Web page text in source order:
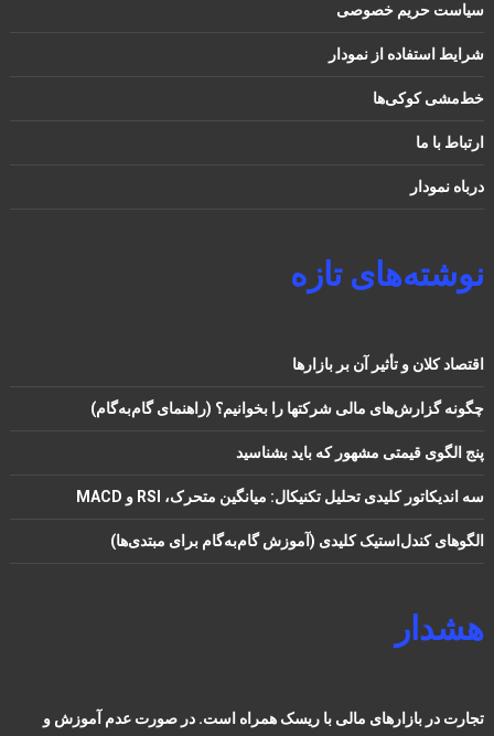
سیاست حریم خصوصی
شرایط استفاده از نمودار
خط‌مشی کوکی‌ها
ارتباط با ما
درباه نمودار
نوشته‌های تازه
اقتصاد کلان و تأثیر آن بر بازارها
چگونه گزارش‌های مالی شرکتها را بخوانیم؟ (راهنمای گام‌به‌گام)
پنج الگوی قیمتی مشهور که باید بشناسید
سه اندیکاتور کلیدی تحلیل تکنیکال: میانگین متحرک، RSI و MACD
الگوهای کندل‌استیک کلیدی (آموزش گام‌به‌گام برای مبتدی‌ها)
هشدار
تجارت در بازارهای مالی با ریسک همراه است. در صورت عدم آموزش و